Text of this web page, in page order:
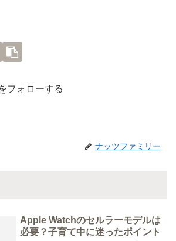
フォローする
ナッツファミリー
Apple Watchのセルラーモデルは
必要？子育て中に迷ったポイント